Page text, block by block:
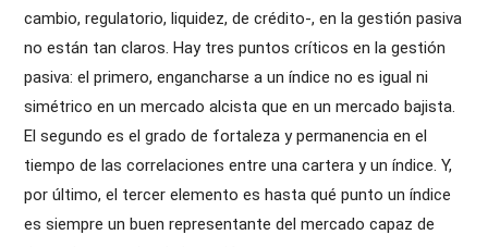
cambio, regulatorio, liquidez, de crédito-, en la gestión pasiva
no están tan claros. Hay tres puntos críticos en la gestión
pasiva: el primero, engancharse a un índice no es igual ni
simétrico en un mercado alcista que en un mercado bajista.
El segundo es el grado de fortaleza y permanencia en el
tiempo de las correlaciones entre una cartera y un índice. Y,
por último, el tercer elemento es hasta qué punto un índice
es siempre un buen representante del mercado capaz de